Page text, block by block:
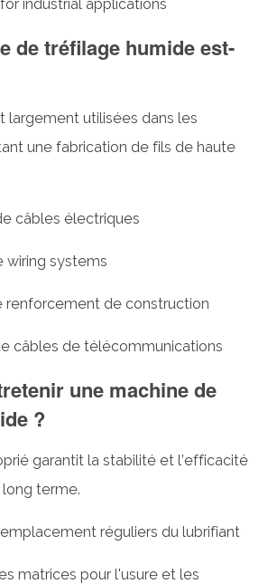
industrial applications
de tréfilage humide est-
largement utilisées dans les
une fabrication de fils de haute
câbles électriques
wiring systems
renforcement de construction
câbles de télécommunications
une machine de
?
garantit la stabilité et l’efficacité
terme.
réguliers du lubrifiant
matrices pour l'usure et les